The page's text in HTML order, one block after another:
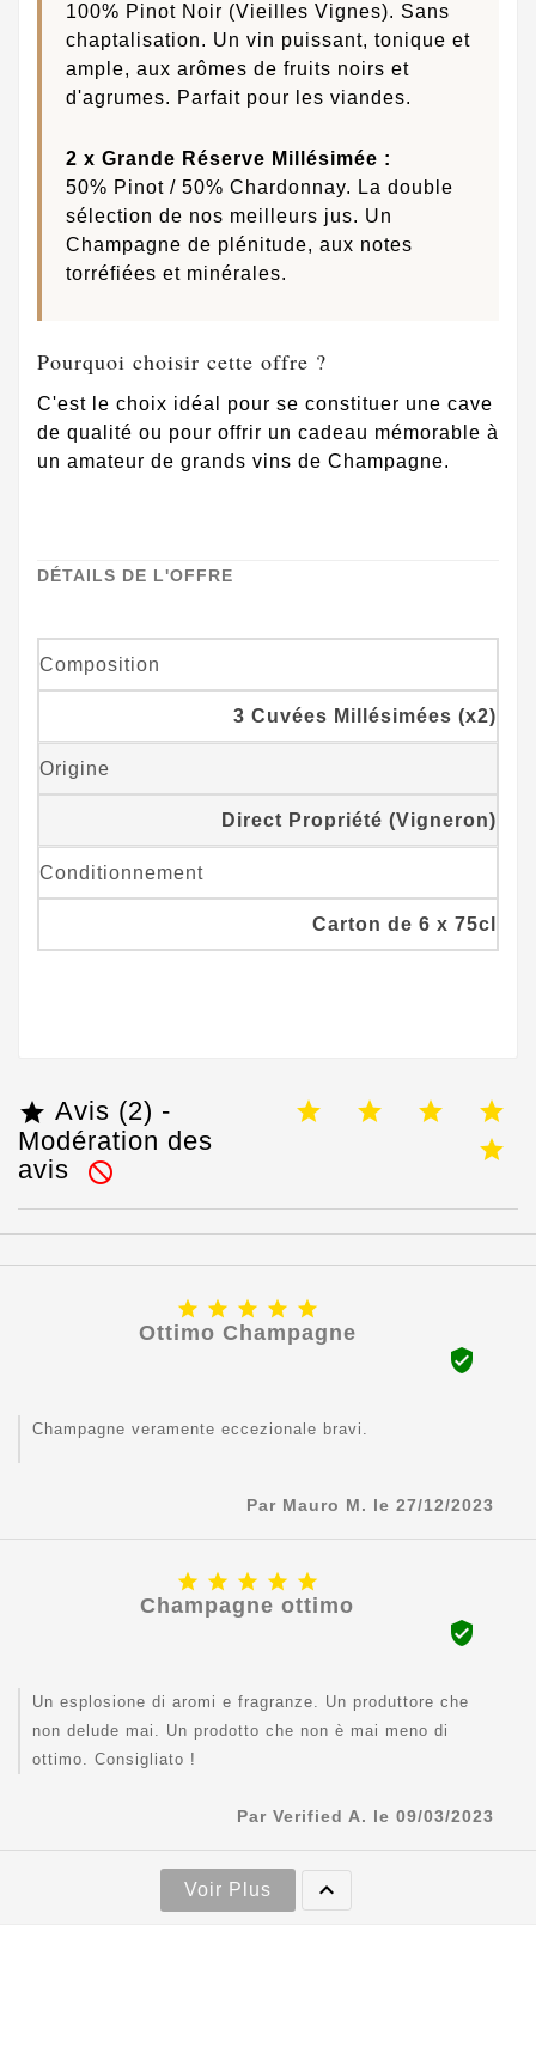
100% Pinot Noir (Vieilles Vignes). Sans
chaptalisation. Un vin puissant, tonique et
ample, aux arômes de fruits noirs et
d'agrumes. Parfait pour les viandes.
2 x Grande Réserve Millésimée :
50% Pinot / 50% Chardonnay. La double
sélection de nos meilleurs jus. Un
Champagne de plénitude, aux notes
torréfiées et minérales.
Pourquoi choisir cette offre ?
C'est le choix idéal pour se constituer une cave
de qualité ou pour offrir un cadeau mémorable à
un amateur de grands vins de Champagne.
DÉTAILS DE L'OFFRE
Composition
3 Cuvées Millésimées (x2)
Origine
Direct Propriété (Vigneron)
Conditionnement
Carton de 6 x 75cl
 Avis (2) -
Modération des
avis

    
Ottimo Champagne

Champagne veramente eccezionale bravi.
Par Mauro M. le 27/12/2023
    
Champagne ottimo

Un esplosione di aromi e fragranze. Un produttore che
non delude mai. Un prodotto che non è mai meno di
ottimo. Consigliato !
Par Verified A. le 09/03/2023
Voir Plus 